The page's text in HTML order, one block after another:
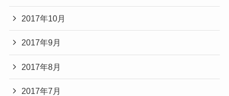
2017年10月
2017年9月
2017年8月
2017年7月